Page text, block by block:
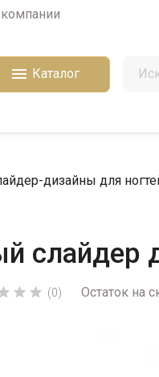
 Каталог
дизайны для
слайдер
  (0) Остаток на